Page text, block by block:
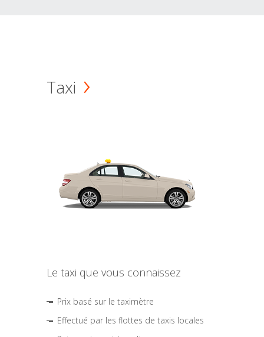
Taxi
Le taxi que vous connaissez
Prix basé sur le taximètre
Effectué par les flottes de taxis locales